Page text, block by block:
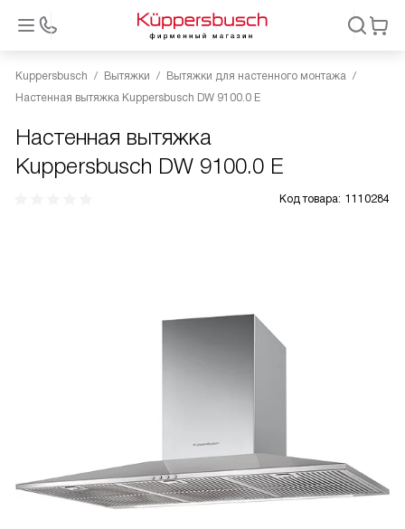
Kuppersbusch Вытяжки
Вытяжки для настенного монтажа
Настенная вытяжка Kuppersbusch DW 9100.0 E
Настенная вытяжка
Kuppersbusch DW 9100.0 E
Код товара: 1110284